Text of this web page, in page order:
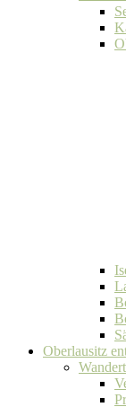
Oberlausitz